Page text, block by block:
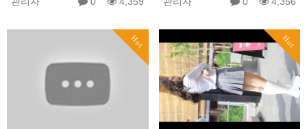
Hot Hot